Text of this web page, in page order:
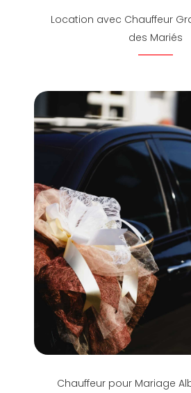
Location avec Chauffeur
des Mariés
Chauffeur pour Mariage